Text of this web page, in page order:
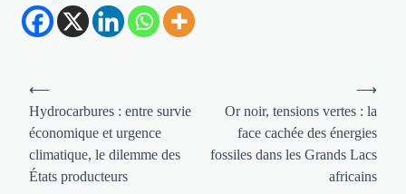
Navigation
de
l’article
⟵
Hydrocarbures : entre survie
économique et urgence
climatique, le dilemme des
États producteurs
Or noir, tensions vertes : la
face cachée des énergies
fossiles dans les Grands Lacs
africains
⟶